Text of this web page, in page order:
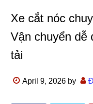
Xe cắt nóc
Vận chuyển dễ
tải
April 9, 2026 by